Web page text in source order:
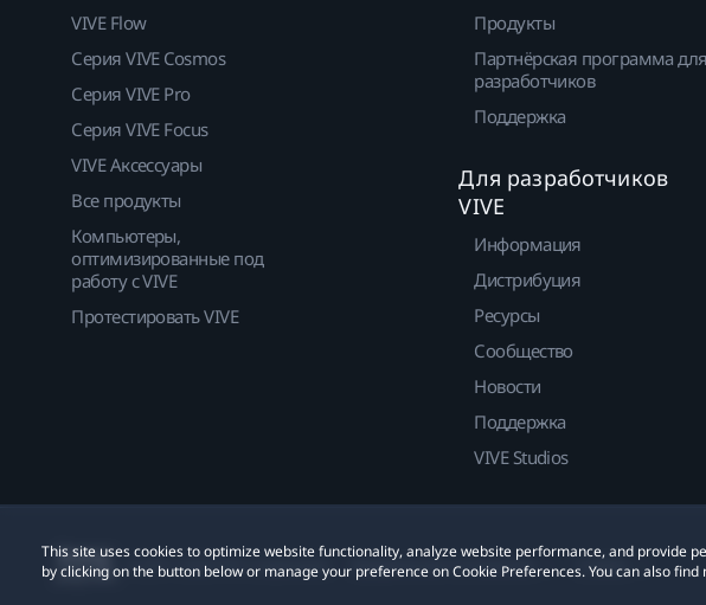
This site uses cookies to optimize website functionality, analyze website performance, and provide
by clicking on the button below or manage your preference on Cookie Preferences. You can also
VIVE Flow
Серия VIVE Cosmos
Серия VIVE Pro
Серия VIVE Focus
VIVE Аксессуары
Все продукты
Компьютеры,
оптимизированные под
работу с VIVE
Протестировать VIVE
Продукты
Партнёрская программа для
разработчиков
Поддержка
Для разработчиков
VIVE
Информация
Дистрибуция
Ресурсы
Сообщество
Новости
Поддержка
VIVE Studios
© 2011-2026 HTC Corporation Юридическое Cоглашение Cookies